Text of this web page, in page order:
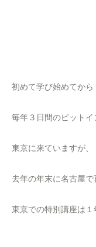
初めて学び始めてから
毎年３日間のピットイ
東京に来ていますが、
去年の年末に名古屋
東京での特別講座は１